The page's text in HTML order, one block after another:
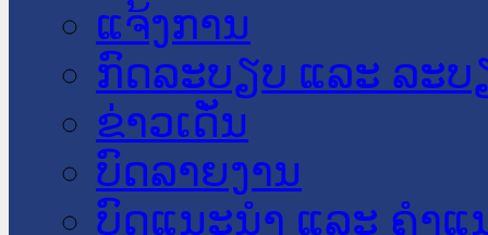
ແຈ້ງການ
ກົດລະບຽບ ແລະ ລະບ
ຂ່າວເດັ່ນ
ບົດລາຍງານ
ບົດແນະນໍາ ແລະ ຄໍາແ